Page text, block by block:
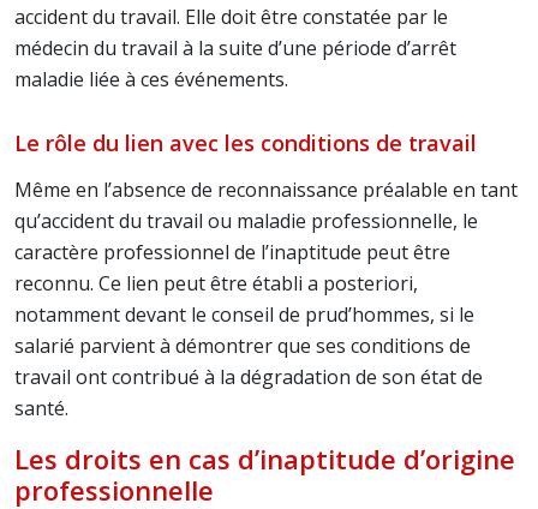
accident du travail. Elle doit être constatée par le
médecin du travail à la suite d’une période d’arrêt
maladie liée à ces événements.
Le rôle du lien avec les conditions de travail
Même en l’absence de reconnaissance préalable en tant
qu’accident du travail ou maladie professionnelle, le
caractère professionnel de l’inaptitude peut être
reconnu. Ce lien peut être établi a posteriori,
notamment devant le conseil de prud’hommes, si le
salarié parvient à démontrer que ses conditions de
travail ont contribué à la dégradation de son état de
santé.
Les droits en cas d’inaptitude d’origine
professionnelle